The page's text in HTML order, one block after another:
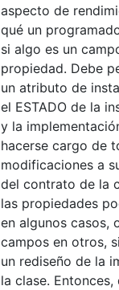
aspecto de
qué un
si algo es un
propiedad. Debe
un atributo de
el ESTADO de la
y la
hacerse cargo de
modificaciones a
del contrato de la
las propiedades
en algunos casos,
campos en otros,
un rediseño de la
la clase.